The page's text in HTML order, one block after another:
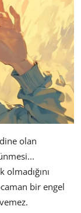
olan
bir engel